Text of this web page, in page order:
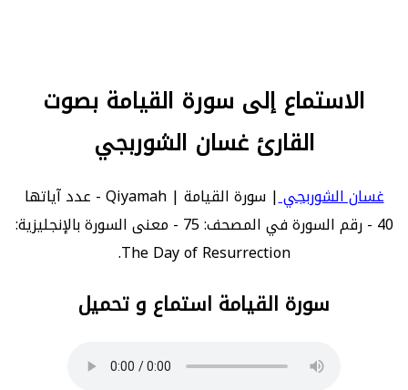
الاستماع إلى سورة القيامة بصوت
القارئ غسان الشوربجي
غسان الشوربجي
| سورة القيامة | Qiyamah - عدد آياتها
40 - رقم السورة في المصحف: 75 - معنى السورة بالإنجليزية:
The Day of Resurrection.
سورة القيامة استماع و تحميل